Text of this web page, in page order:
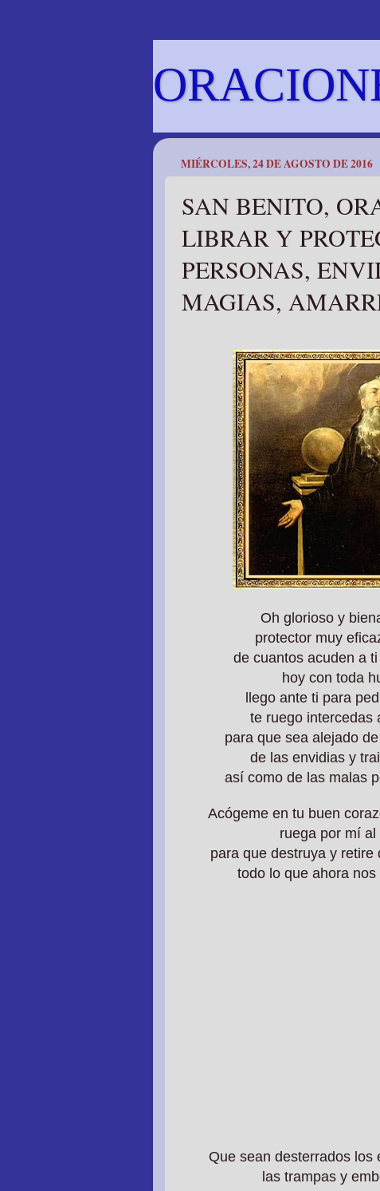
MIÉRCOLES, 24 DE AGOSTO DE 2016
SAN BENITO,
LIBRAR Y
PERSONAS,
MAGIAS,
Oh glorioso y
protector muy
de cuantos acuden a
hoy con toda
llego ante ti para
te ruego intercedas
para que sea alejado
de las envidias y
así como de las malas
Acógeme en tu buen
ruega por mí
para que destruya y
todo lo que ahora
Que sean desterrados los
las trampas y